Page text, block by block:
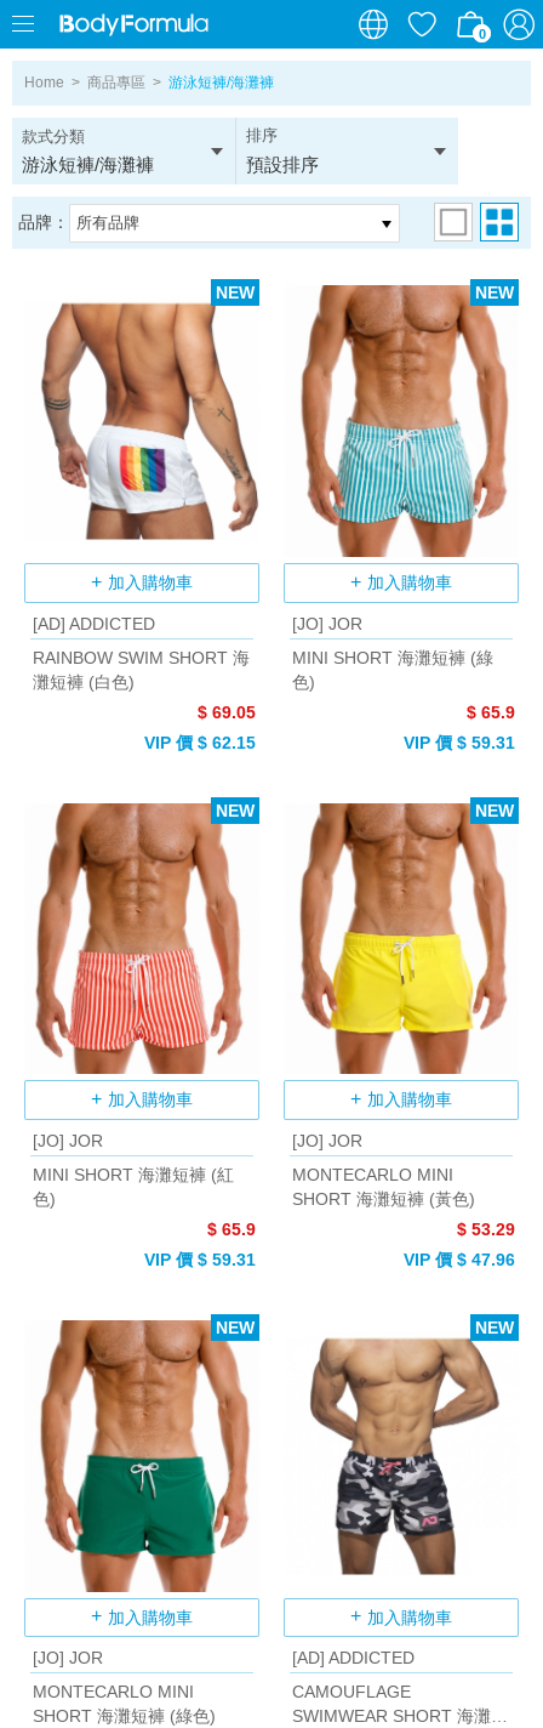
0
0
Home > 商品專區 > 游泳短褲/海灘褲
款式分類
游泳短褲/海灘褲
排序
預設排序
品牌： 所有品牌
加入購物車
[AD] ADDICTED
RAINBOW SWIM SHORT 海
灘短褲 (白色)
$ 69.05
VIP 價 $ 62.15
NEW
加入購物車
[JO] JOR
MINI SHORT 海灘短褲 (綠
色)
$ 65.9
VIP 價 $ 59.31
NEW
加入購物車
[JO] JOR
MINI SHORT 海灘短褲 (紅
色)
$ 65.9
VIP 價 $ 59.31
NEW
加入購物車
[JO] JOR
MONTECARLO MINI
SHORT 海灘短褲 (黃色)
$ 53.29
VIP 價 $ 47.96
NEW
加入購物車
[JO] JOR
MONTECARLO MINI
SHORT 海灘短褲 (綠色)
NEW
加入購物車
[AD] ADDICTED
CAMOUFLAGE
SWIMWEAR SHORT 海灘褲
NEW